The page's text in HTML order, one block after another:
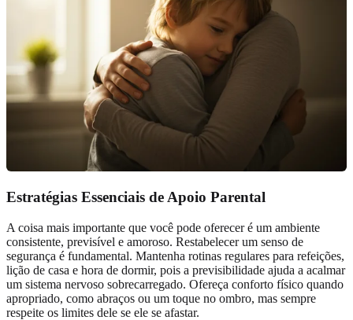
Estratégias Essenciais de Apoio Parental
A coisa mais importante que você pode oferecer é um ambiente
consistente, previsível e amoroso. Restabelecer um senso de
segurança é fundamental. Mantenha rotinas regulares para refeições,
lição de casa e hora de dormir, pois a previsibilidade ajuda a acalmar
um sistema nervoso sobrecarregado. Ofereça conforto físico quando
apropriado, como abraços ou um toque no ombro, mas sempre
respeite os limites dele se ele se afastar.